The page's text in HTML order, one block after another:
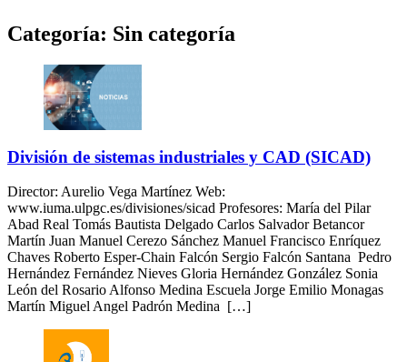
Categoría: Sin categoría
División de sistemas industriales y CAD (SICAD)
Director: Aurelio Vega Martínez Web:
www.iuma.ulpgc.es/divisiones/sicad Profesores: María del Pilar
Abad Real Tomás Bautista Delgado Carlos Salvador Betancor
Martín Juan Manuel Cerezo Sánchez Manuel Francisco Enríquez
Chaves Roberto Esper-Chain Falcón Sergio Falcón Santana Pedro
Hernández Fernández Nieves Gloria Hernández González Sonia
León del Rosario Alfonso Medina Escuela Jorge Emilio Monagas
Martín Miguel Angel Padrón Medina […]